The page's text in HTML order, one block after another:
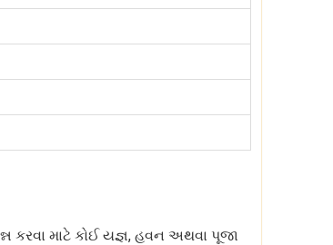
માટે કોઈ યજ્ઞ, હવન અથવા પૂજા